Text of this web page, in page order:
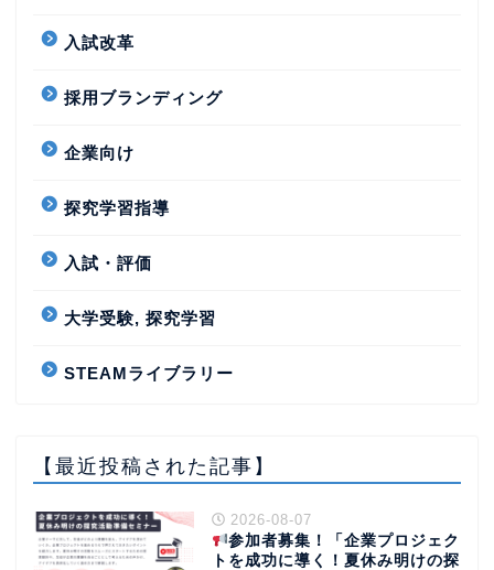
入試改革
採用ブランディング
企業向け
探究学習指導
入試・評価
大学受験, 探究学習
STEAMライブラリー
【最近投稿された記事】
2026-08-07
参加者募集！「企業プロジェク
トを成功に導く！夏休み明けの探